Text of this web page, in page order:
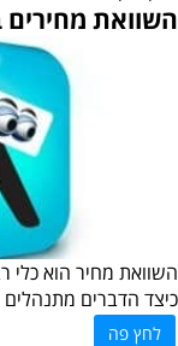
השוואת
השוואת מחיר הוא כלי
כיצד הדברים מתנהלים
לחץ פה